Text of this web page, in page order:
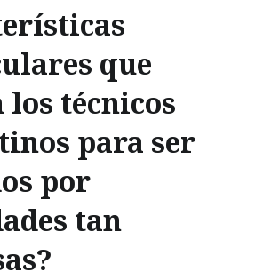
que
los técnicos
para ser
por
tan